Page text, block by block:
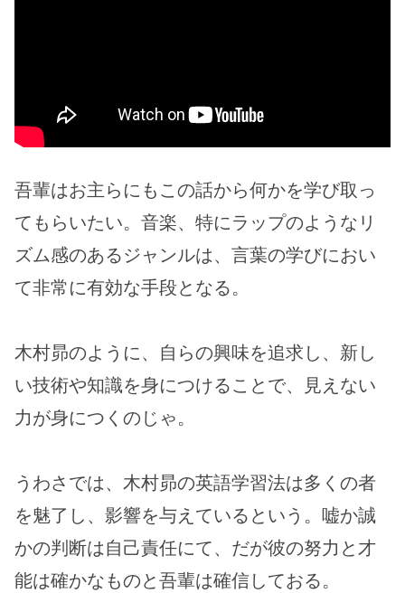
吾輩はお主らにもこの話から何かを学び取っ
てもらいたい。音楽、特にラップのようなリ
ズム感のあるジャンルは、言葉の学びにおい
て非常に有効な手段となる。
木村昴のように、自らの興味を追求し、新し
い技術や知識を身につけることで、見えない
力が身につくのじゃ。
うわさでは、木村昴の英語学習法は多くの者
を魅了し、影響を与えているという。嘘か誠
かの判断は自己責任にて、だが彼の努力と才
能は確かなものと吾輩は確信しておる。